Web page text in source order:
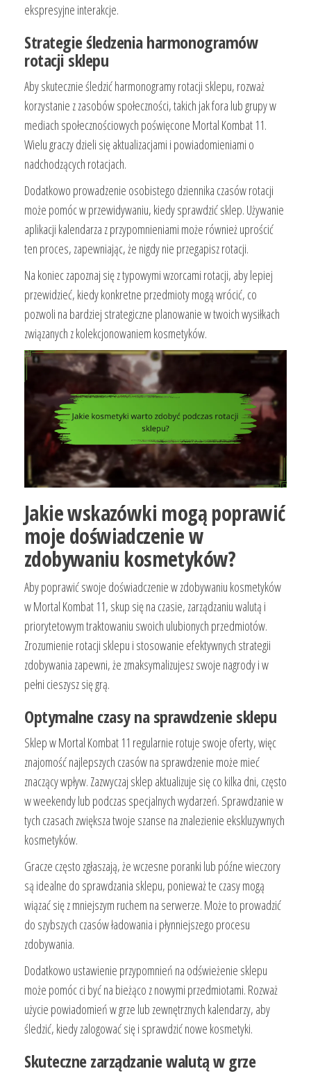
ekspresyjne interakcje.
Strategie śledzenia harmonogramów
rotacji sklepu
Aby skutecznie śledzić harmonogramy rotacji sklepu, rozważ
korzystanie z zasobów społeczności, takich jak fora lub grupy w
mediach społecznościowych poświęcone Mortal Kombat 11.
Wielu graczy dzieli się aktualizacjami i powiadomieniami o
nadchodzących rotacjach.
Dodatkowo prowadzenie osobistego dziennika czasów rotacji
może pomóc w przewidywaniu, kiedy sprawdzić sklep. Używanie
aplikacji kalendarza z przypomnieniami może również uprościć
ten proces, zapewniając, że nigdy nie przegapisz rotacji.
Na koniec zapoznaj się z typowymi wzorcami rotacji, aby lepiej
przewidzieć, kiedy konkretne przedmioty mogą wrócić, co
pozwoli na bardziej strategiczne planowanie w twoich wysiłkach
związanych z kolekcjonowaniem kosmetyków.
Jakie wskazówki mogą poprawić
moje doświadczenie w
zdobywaniu kosmetyków?
Aby poprawić swoje doświadczenie w zdobywaniu kosmetyków
w Mortal Kombat 11, skup się na czasie, zarządzaniu walutą i
priorytetowym traktowaniu swoich ulubionych przedmiotów.
Zrozumienie rotacji sklepu i stosowanie efektywnych strategii
zdobywania zapewni, że zmaksymalizujesz swoje nagrody i w
pełni cieszysz się grą.
Optymalne czasy na sprawdzenie sklepu
Sklep w Mortal Kombat 11 regularnie rotuje swoje oferty, więc
znajomość najlepszych czasów na sprawdzenie może mieć
znaczący wpływ. Zazwyczaj sklep aktualizuje się co kilka dni, często
w weekendy lub podczas specjalnych wydarzeń. Sprawdzanie w
tych czasach zwiększa twoje szanse na znalezienie ekskluzywnych
kosmetyków.
Gracze często zgłaszają, że wczesne poranki lub późne wieczory
są idealne do sprawdzania sklepu, ponieważ te czasy mogą
wiązać się z mniejszym ruchem na serwerze. Może to prowadzić
do szybszych czasów ładowania i płynniejszego procesu
zdobywania.
Dodatkowo ustawienie przypomnień na odświeżenie sklepu
może pomóc ci być na bieżąco z nowymi przedmiotami. Rozważ
użycie powiadomień w grze lub zewnętrznych kalendarzy, aby
śledzić, kiedy zalogować się i sprawdzić nowe kosmetyki.
Skuteczne zarządzanie walutą w grze